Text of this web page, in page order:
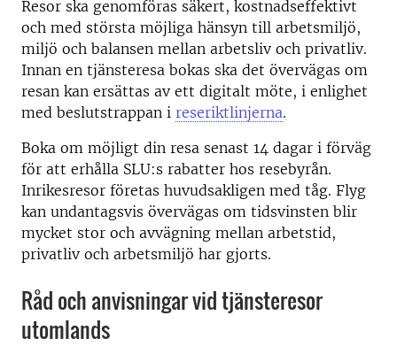
Resor ska genomföras säkert, kostnadseffektivt
och med största möjliga hänsyn till arbetsmiljö,
miljö och balansen mellan arbetsliv och privatliv.
Innan en tjänsteresa bokas ska det övervägas om
resan kan ersättas av ett digitalt möte, i enlighet
med beslutstrappan i reseriktlinjerna.
Boka om möjligt din resa senast 14 dagar i förväg
för att erhålla SLU:s rabatter hos resebyrån.
Inrikesresor företas huvudsakligen med tåg. Flyg
kan undantagsvis övervägas om tidsvinsten blir
mycket stor och avvägning mellan arbetstid,
privatliv och arbetsmiljö har gjorts.
Råd och anvisningar vid tjänsteresor
utomlands